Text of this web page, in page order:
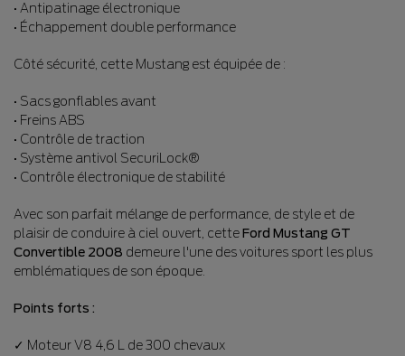
• Antipatinage électronique
• Échappement double performance
Côté sécurité, cette Mustang est équipée de :
• Sacs gonflables avant
• Freins ABS
• Contrôle de traction
• Système antivol SecuriLock®
• Contrôle électronique de stabilité
Avec son parfait mélange de performance, de style et de
plaisir de conduire à ciel ouvert, cetteFord Mustang GT
Convertible 2008 demeure l'une des voitures sport les plus
emblématiques de son époque.
Points forts :
✓ Moteur V8 4,6 L de 300 chevaux